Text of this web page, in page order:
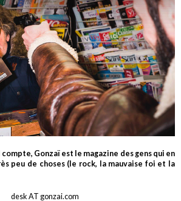
Gonzaï est le magazine des gens qui en
peu de choses (le rock, la mauvaise foi et la
desk AT gonzai.com